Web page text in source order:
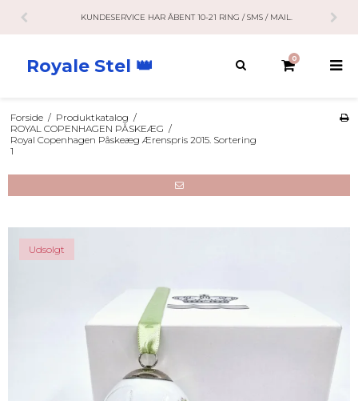
KUNDESERVICE HAR ÅBENT 10-21 RING / SMS / MAIL.
Royale Stel 👑 0
Forside / Produktkatalog /
ROYAL COPENHAGEN PÅSKEÆG /
Royal Copenhagen Påskeæg Ærenspris 2015. Sortering
1
Udsolgt